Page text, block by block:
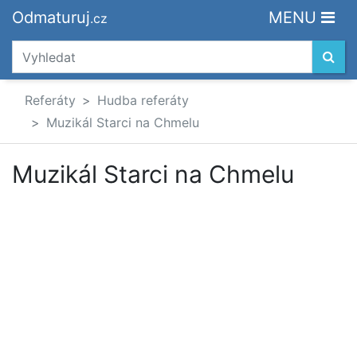
Odmaturuj.cz MENU
Referáty
Hudba referáty
Muzikál Starci na Chmelu
Muzikál Starci na Chmelu